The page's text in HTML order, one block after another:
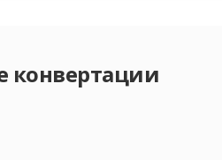
конвертации